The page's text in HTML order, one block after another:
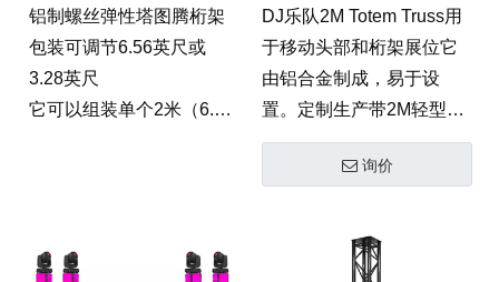
铝制螺丝弹性塔图腾桁架
包装可调节6.56英尺或
3.28英尺
它可以组装单个2米（6.56
DJ乐队2M Totem Truss用
于移动头部和桁架展位它
由铝合金制成，易于设
置。定制生产带2M轻型图
腾桁架，8.20英尺移动头
部图腾桁架等长度。
询价